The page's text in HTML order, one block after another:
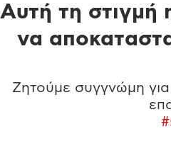
Αυτή τη στιγμή
να
Ζητούμε συγγνώμη για